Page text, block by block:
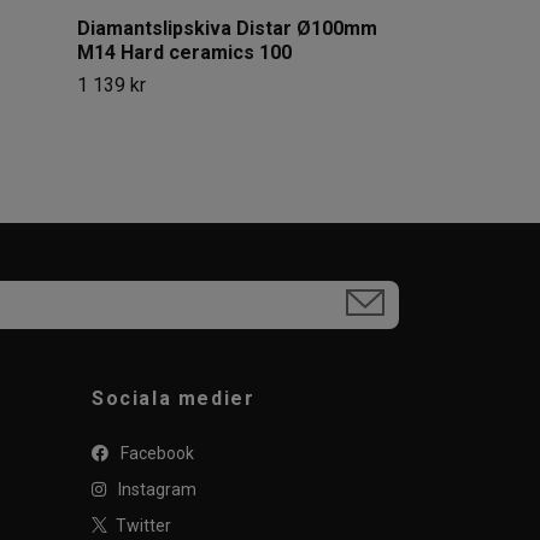
Diamantslipskiva Distar Ø100mm
M14 Hard ceramics 100
1 139 kr
Sociala medier
Facebook
Instagram
Twitter